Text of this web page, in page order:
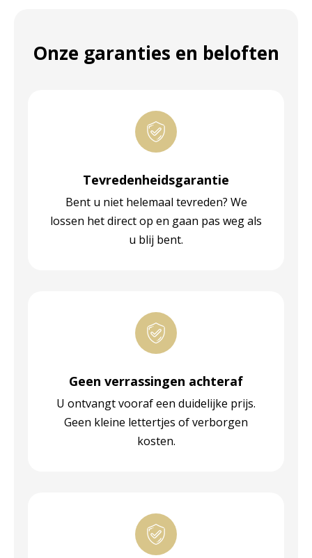
Onze garanties en beloften
Tevredenheidsgarantie
Bent u niet helemaal tevreden? We
lossen het direct op en gaan pas weg als
u blij bent.
Geen verrassingen achteraf
U ontvangt vooraf een duidelijke prijs.
Geen kleine lettertjes of verborgen
kosten.